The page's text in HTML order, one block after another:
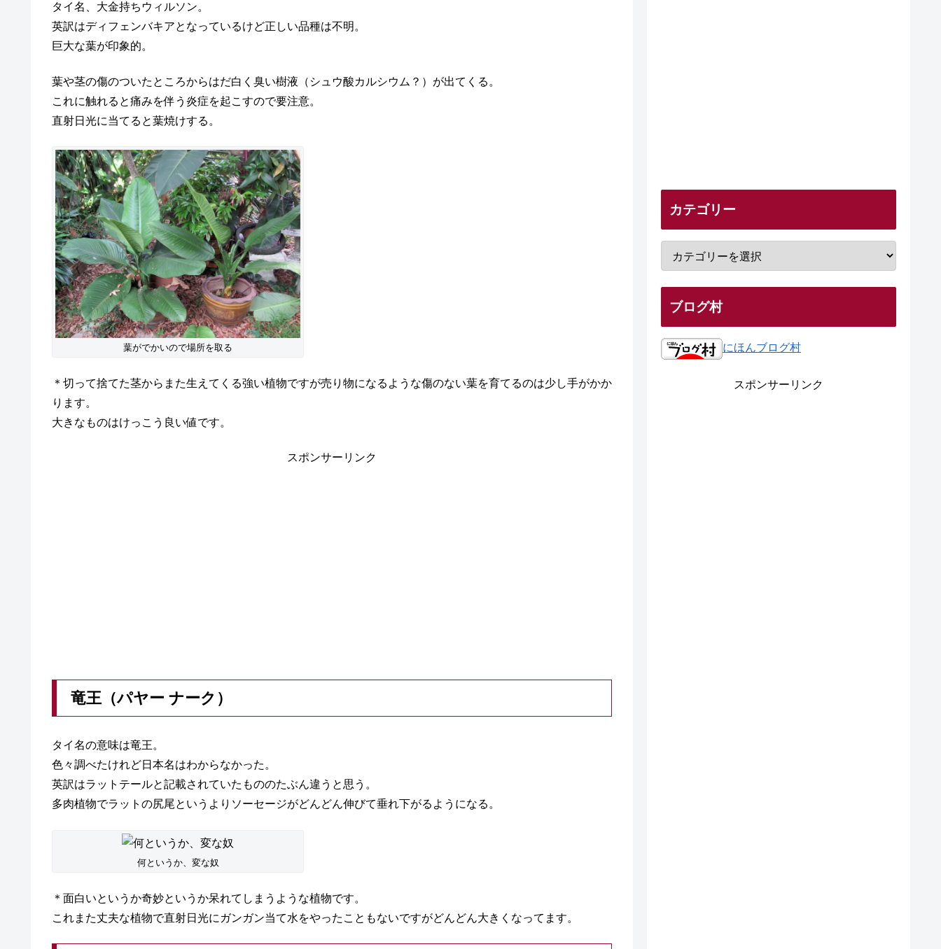
タイ名、大金持ちウィルソン。
英訳はディフェンバキアとなっているけど正しい品種は不明。
巨大な葉が印象的。
葉や茎の傷のついたところからはだ白く臭い樹液（シュウ酸カルシウム？）が出てくる。
これに触れると痛みを伴う炎症を起こすので要注意。
直射日光に当てると葉焼けする。
葉がでかいので場所を取る
＊切って捨てた茎からまた生えてくる強い植物ですが売り物になるような傷のない葉を育てるのは少し手がかか
ります。
大きなものはけっこう良い値です。
スポンサーリンク
竜王（パヤー ナーク）
タイ名の意味は竜王。
色々調べたけれど日本名はわからなかった。
英訳はラットテールと記載されていたもののたぶん違うと思う。
多肉植物でラットの尻尾というよりソーセージがどんどん伸びて垂れ下がるようになる。
何というか、変な奴
＊面白いというか奇妙というか呆れてしまうような植物です。
これまた丈夫な植物で直射日光にガンガン当て水をやったこともないですがどんどん大きくなってます。
カテゴリー
ブログ村
にほんブログ村
スポンサーリンク